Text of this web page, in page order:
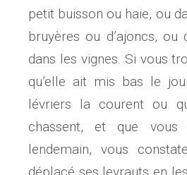
petit buisson ou haie, ou
bruyères ou d’ajoncs, ou
dans les vignes. Si vous
qu’elle ait mis bas le
lévriers la courent ou
chassent, et que
lendemain, vous